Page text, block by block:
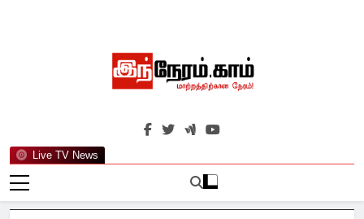
Live TV News
இந்நேரம்.காம்
செய்திகளுக்கு அப்பால்…